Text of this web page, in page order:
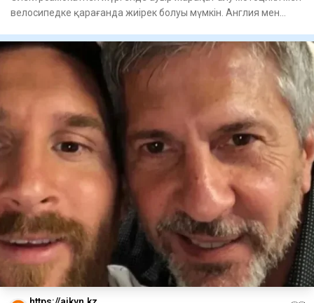
велосипедке қарағанда жиірек болуы мүмкін. Англия мен